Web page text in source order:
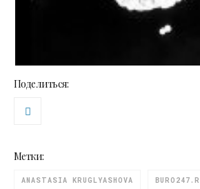
Поделиться:
Метки:
ANASTASIA KRUGLYASHOVA